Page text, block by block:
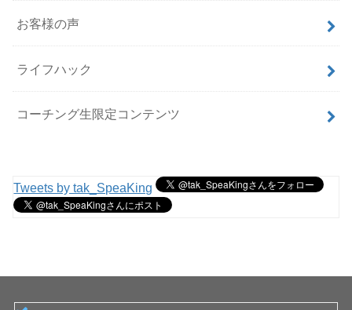
お客様の声
ライフハック
コーチング生限定コンテンツ
Tweets by tak_SpeaKing